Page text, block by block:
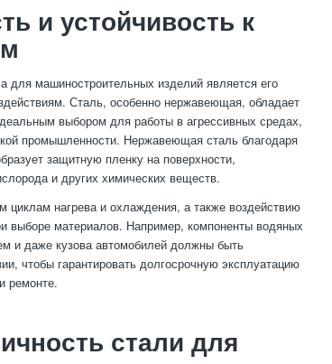
и устойчивость к
машиностроительных изделий является его
Сталь, особенно нержавеющая, обладает
выбором для работы в агрессивных средах,
промышленности. Нержавеющая сталь благодаря
защитную пленку на поверхности,
и других химических веществ.
нагрева и охлаждения, а также воздействию
выборе материалов. Например, компоненты водяных
и даже кузова автомобилей должны быть
чтобы гарантировать долгосрочную эксплуатацию
ремонте.
стали для